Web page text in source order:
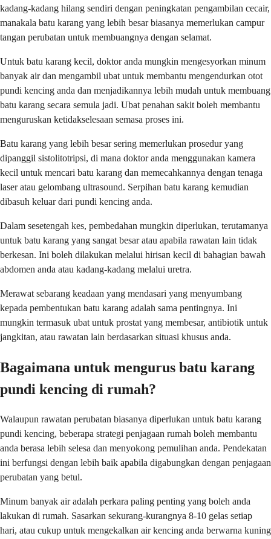
kadang-kadang hilang sendiri dengan peningkatan pengambilan cecair,
manakala batu karang yang lebih besar biasanya memerlukan campur
tangan perubatan untuk membuangnya dengan selamat.
Untuk batu karang kecil, doktor anda mungkin mengesyorkan minum
banyak air dan mengambil ubat untuk membantu mengendurkan otot
pundi kencing anda dan menjadikannya lebih mudah untuk membuang
batu karang secara semula jadi. Ubat penahan sakit boleh membantu
menguruskan ketidakselesaan semasa proses ini.
Batu karang yang lebih besar sering memerlukan prosedur yang
dipanggil sistolitotripsi, di mana doktor anda menggunakan kamera
kecil untuk mencari batu karang dan memecahkannya dengan tenaga
laser atau gelombang ultrasound. Serpihan batu karang kemudian
dibasuh keluar dari pundi kencing anda.
Dalam sesetengah kes, pembedahan mungkin diperlukan, terutamanya
untuk batu karang yang sangat besar atau apabila rawatan lain tidak
berkesan. Ini boleh dilakukan melalui hirisan kecil di bahagian bawah
abdomen anda atau kadang-kadang melalui uretra.
Merawat sebarang keadaan yang mendasari yang menyumbang
kepada pembentukan batu karang adalah sama pentingnya. Ini
mungkin termasuk ubat untuk prostat yang membesar, antibiotik untuk
jangkitan, atau rawatan lain berdasarkan situasi khusus anda.
Bagaimana untuk mengurus batu karang
pundi kencing di rumah?
Walaupun rawatan perubatan biasanya diperlukan untuk batu karang
pundi kencing, beberapa strategi penjagaan rumah boleh membantu
anda berasa lebih selesa dan menyokong pemulihan anda. Pendekatan
ini berfungsi dengan lebih baik apabila digabungkan dengan penjagaan
perubatan yang betul.
Minum banyak air adalah perkara paling penting yang boleh anda
lakukan di rumah. Sasarkan sekurang-kurangnya 8-10 gelas setiap
hari, atau cukup untuk mengekalkan air kencing anda berwarna kuning